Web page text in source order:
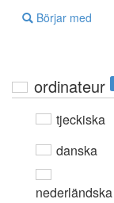
Börjar med
ordinateur
tjeckiska
danska
nederländska